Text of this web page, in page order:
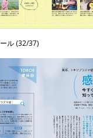
ル (32/37)